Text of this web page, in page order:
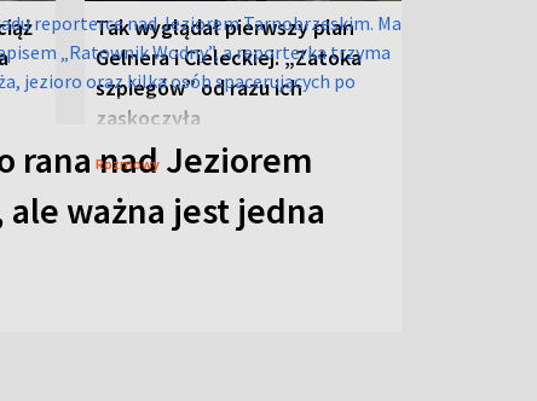
Tak wyglądał pierwszy plan
Gelnera i Cieleckiej. „Zatoka
szpiegów” od razu ich
zaskoczyła
Rozmowy
rana nad Jeziorem
ważna jest jedna